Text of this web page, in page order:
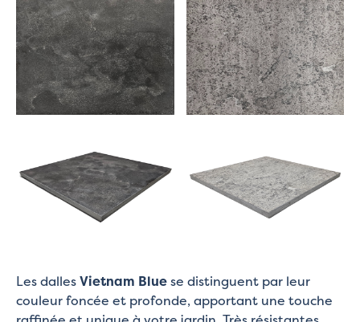
Les dallesVietnam Bluese distinguent par leur
couleur foncée et profonde, apportant une touche